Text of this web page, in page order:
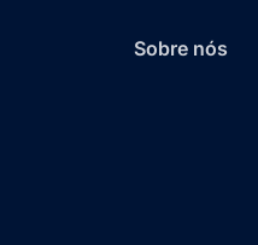
Sobre nós